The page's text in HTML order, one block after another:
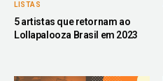
LISTAS
5 artistas que retornam ao
Lollapalooza Brasil em 2023